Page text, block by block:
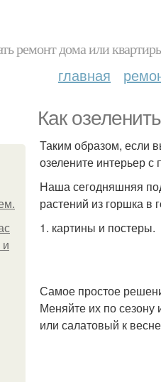
ремонт дома или
главная
Как
и
Таким образом, если
озелените интерьер
Наша сегодняшняя
растений из горшка в
1. картины и постеры.
Самое простое
Меняйте их по сезону
или салатовый к